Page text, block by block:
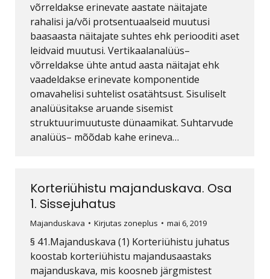
võrreldakse erinevate aastate näitajate
rahalisi ja/või protsentuaalseid muutusi
baasaasta näitajate suhtes ehk periooditi aset
leidvaid muutusi. Vertikaalanalüüs–
võrreldakse ühte antud aasta näitajat ehk
vaadeldakse erinevate komponentide
omavahelisi suhtelist osatähtsust. Sisuliselt
analüüsitakse aruande sisemist
struktuurimuutuste dünaamikat. Suhtarvude
analüüs– mõõdab kahe erineva…
Korteriühistu majanduskava. Osa
1. Sissejuhatus
Majanduskava Kirjutas zoneplus mai 6, 2019
§ 41.Majanduskava (1) Korteriühistu juhatus
koostab korteriühistu majandusaastaks
majanduskava, mis koosneb järgmistest